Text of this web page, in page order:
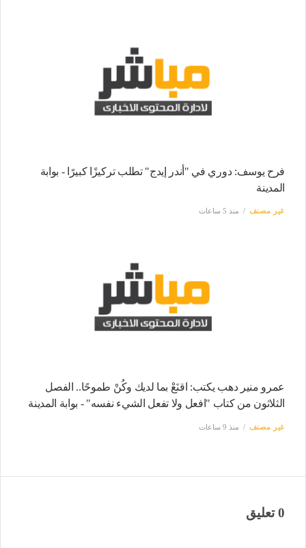
فرح يوسف: دوري في "أندر إيدج" تطلب تركيزًا كبيرًا - بوابة
المدينة
غير مصنف منذ 5 ساعات
عمرو منير دهب يكتب: اقنَعْ بما لديك وكُنْ طموحًا.. الفصل
الثلاثون من كتاب "افعل ولا تفعل الشيء نفسه" - بوابة المدينة
غير مصنف منذ 9 ساعات
0 تعليق